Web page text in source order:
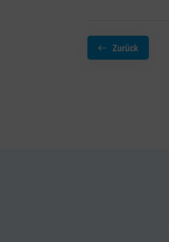
Zurück